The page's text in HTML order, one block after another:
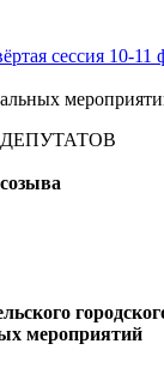
сессия 10-11
мероприятий